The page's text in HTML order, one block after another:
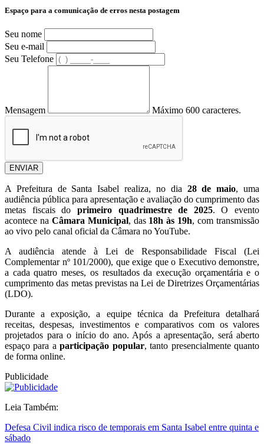
Espaço para a comunicação de erros nesta postagem
Seu nome
Seu e-mail
Seu Telefone
Mensagem Máximo 600 caracteres.
ENVIAR
A Prefeitura de Santa Isabel realiza, no dia 28 de maio, uma
audiência pública para apresentação e avaliação do cumprimento das
metas fiscais do primeiro quadrimestre de 2025. O evento
acontece na Câmara Municipal, das 18h às 19h, com transmissão
ao vivo pelo canal oficial da Câmara no YouTube.
A audiência atende à Lei de Responsabilidade Fiscal (Lei
Complementar nº 101/2000), que exige que o Executivo demonstre,
a cada quatro meses, os resultados da execução orçamentária e o
cumprimento das metas previstas na Lei de Diretrizes Orçamentárias
(LDO).
Durante a exposição, a equipe técnica da Prefeitura detalhará
receitas, despesas, investimentos e comparativos com os valores
projetados para o início do ano. Após a apresentação, será aberto
espaço para aparticipação popular, tanto presencialmente quanto
de forma online.
Publicidade
Leia Também:
Defesa Civil indica risco de temporais em Santa Isabel entre quinta e
sábado